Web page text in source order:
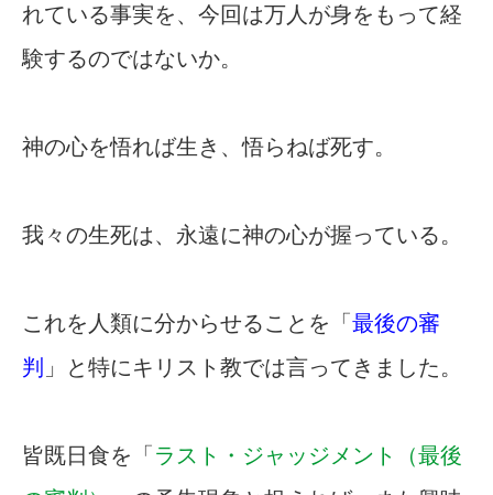
れている事実を、今回は万人が身をもって経
験するのではないか。
神の心を悟れば生き、悟らねば死す。
我々の生死は、永遠に神の心が握っている。
これを人類に分からせることを「 最後の審
判 」と特にキリスト教では言ってきました。
皆既日食を「 ラスト・ジャッジメント（最後